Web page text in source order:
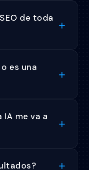
de toda
es una
IA me va a